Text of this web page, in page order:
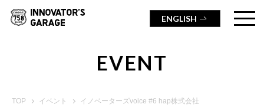
ENGLISH
EVENT
TOP イベント イノベーターズvoice #6 hap株式会社